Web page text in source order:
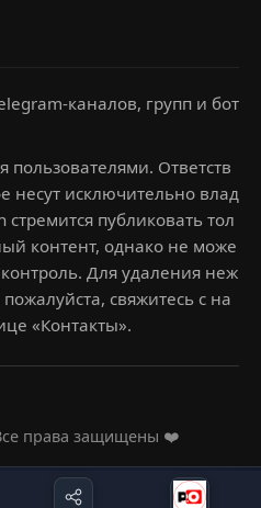
каналов, групп и бот
пользователями. Ответств
несут исключительно влад
публиковать тол
контент, однако не може
Для удаления неж
свяжитесь с на
«Контакты».
права защищены ❤️